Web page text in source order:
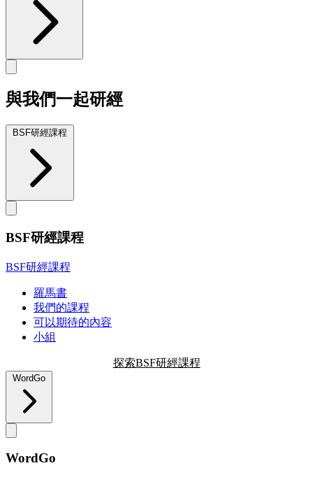
與我們一起研經
BSF研經課程
BSF研經課程
BSF研經課程
羅馬書
我們的課程
可以期待的內容
小組
探索BSF研經課程
WordGo
WordGo